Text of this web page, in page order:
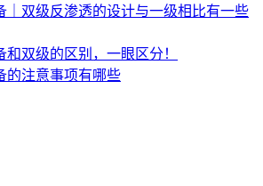
｜双级反渗透的设计与一级相比有一些
双级的区别，一眼区分！
的注意事项有哪些